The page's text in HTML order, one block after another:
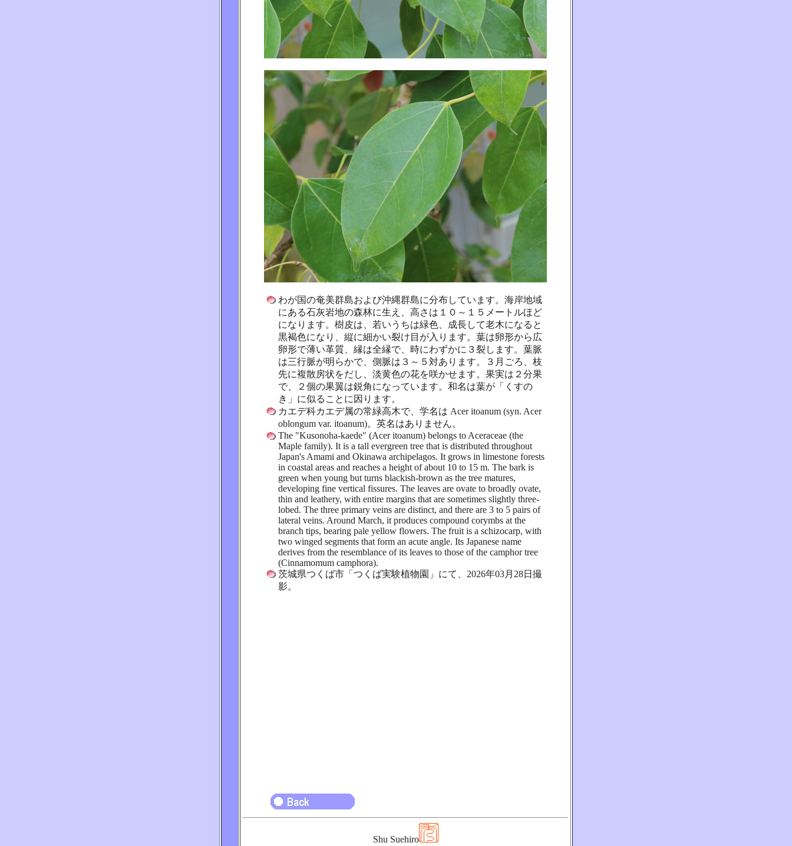
わが国の奄美群島および沖縄群島に分布しています。海岸地域
にある石灰岩地の森林に生え、高さは１０～１５メートルほど
になります。樹皮は、若いうちは緑色、成長して老木になると
黒褐色になり、縦に細かい裂け目が入ります。葉は卵形から広
卵形で薄い革質、縁は全縁で、時にわずかに３裂します。葉脈
は三行脈が明らかで、側脈は３～５対あります。３月ごろ、枝
先に複散房状をだし、淡黄色の花を咲かせます。果実は２分果
で、２個の果翼は鋭角になっています。和名は葉が「くすの
き」に似ることに因ります。
カエデ科カエデ属の常緑高木で、学名は Acer itoanum (syn. Acer
oblongum var. itoanum)。英名はありません。
The "Kusonoha-kaede" (Acer itoanum) belongs to Aceraceae (the
Maple family). It is a tall evergreen tree that is distributed throughout
Japan's Amami and Okinawa archipelagos. It grows in limestone forests
in coastal areas and reaches a height of about 10 to 15 m. The bark is
green when young but turns blackish-brown as the tree matures,
developing fine vertical fissures. The leaves are ovate to broadly ovate,
thin and leathery, with entire margins that are sometimes slightly three-
lobed. The three primary veins are distinct, and there are 3 to 5 pairs of
lateral veins. Around March, it produces compound corymbs at the
branch tips, bearing pale yellow flowers. The fruit is a schizocarp, with
two winged segments that form an acute angle. Its Japanese name
derives from the resemblance of its leaves to those of the camphor tree
(Cinnamomum camphora).
茨城県つくば市「つくば実験植物園」にて、2026年03月28日撮
影。
Shu Suehiro